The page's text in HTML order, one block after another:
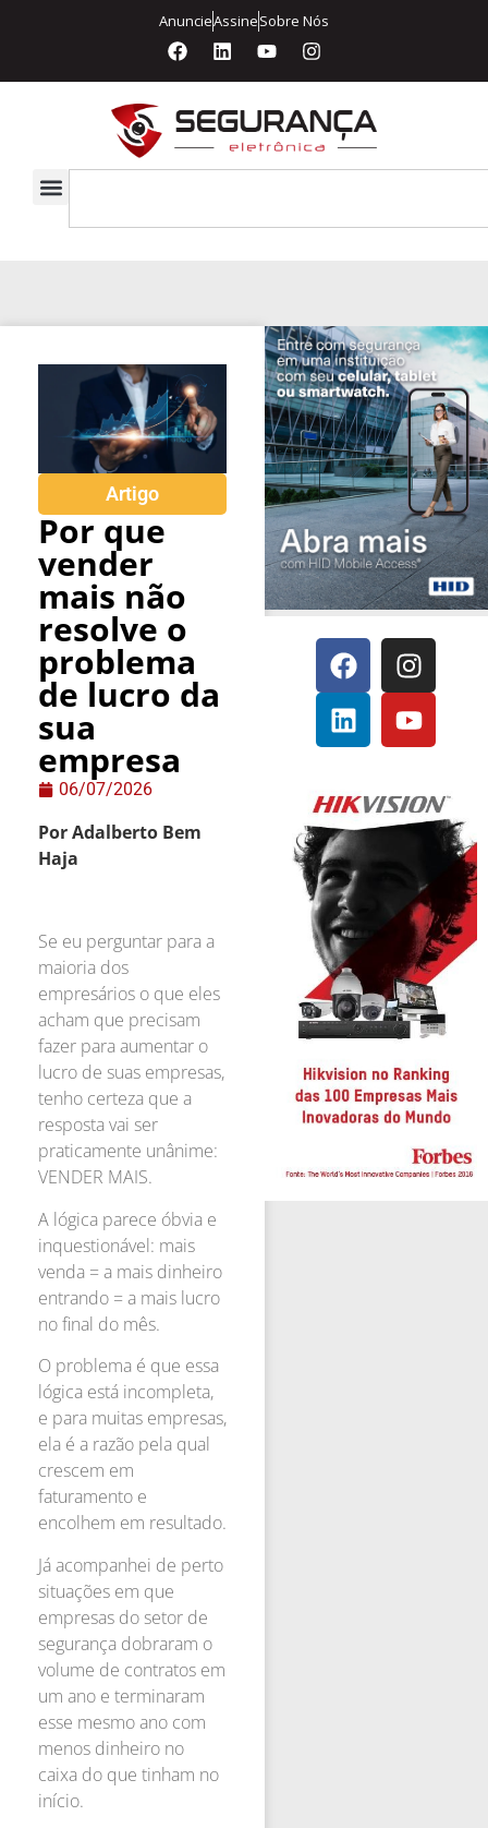
AnuncieAssineSobre Nós
Artigo
Por que
vender
mais não
resolve o
problema
de lucro da
sua
empresa
06/07/2026
Por Adalberto Bem
Haja
Se eu perguntar para a
maioria dos
empresários o que eles
acham que precisam
fazer para aumentar o
lucro de suas empresas,
tenho certeza que a
resposta vai ser
praticamente unânime:
VENDER MAIS.
A lógica parece óbvia e
inquestionável: mais
venda = a mais dinheiro
entrando = a mais lucro
no final do mês.
O problema é que essa
lógica está incompleta,
e para muitas empresas,
ela é a razão pela qual
crescem em
faturamento e
encolhem em resultado.
Já acompanhei de perto
situações em que
empresas do setor de
segurança dobraram o
volume de contratos em
um ano e terminaram
esse mesmo ano com
menos dinheiro no
caixa do que tinham no
início.